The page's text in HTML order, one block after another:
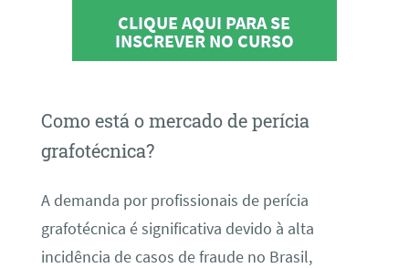
CLIQUE AQUI PARA SE
INSCREVER NO CURSO
Como está o mercado de perícia
grafotécnica?
A demanda por profissionais de perícia
grafotécnica é significativa devido à alta
incidência de casos de fraude no Brasil,